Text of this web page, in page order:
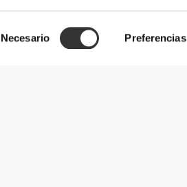
de
Necesario Preferencias